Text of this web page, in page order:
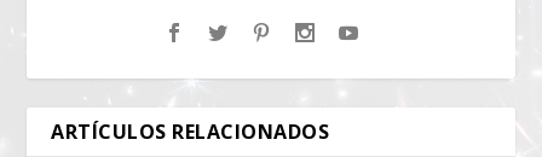
ARTÍCULOS RELACIONADOS